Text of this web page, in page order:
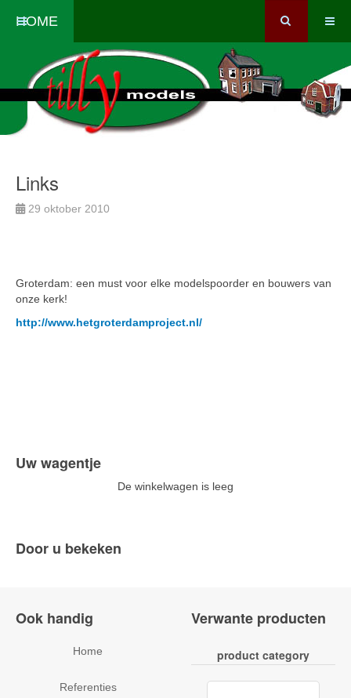
HOME
Links
29 oktober 2010
Groterdam: een must voor elke modelspoorder en bouwers van
onze kerk!
http://www.hetgroterdamproject.nl/
Uw wagentje
De winkelwagen is leeg
Door u bekeken
Ook handig
Home
Referenties
Verwante producten
product category